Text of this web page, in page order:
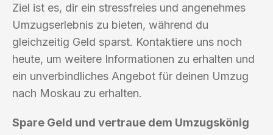
Ziel ist es, dir ein stressfreies und angenehmes
Umzugserlebnis zu bieten, während du
gleichzeitig Geld sparst. Kontaktiere uns noch
heute, um weitere Informationen zu erhalten und
ein unverbindliches Angebot für deinen Umzug
nach Moskau zu erhalten.
Spare Geld und vertraue dem Umzugskönig